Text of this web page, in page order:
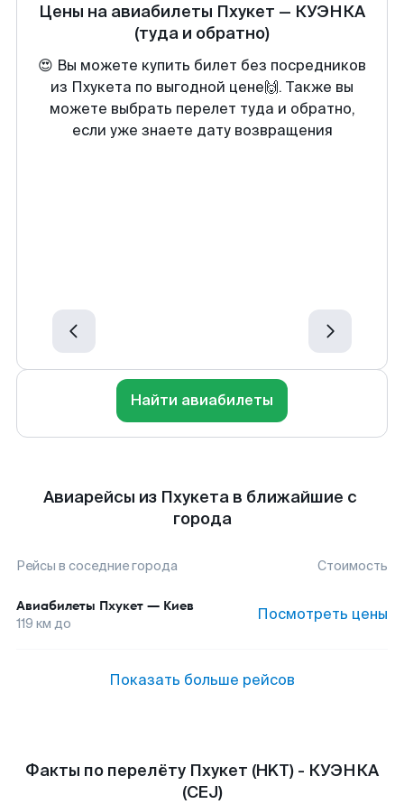
Цены на авиабилеты Пхукет — КУЭНКА
(туда и обратно)
😍 Вы можете купить билет без посредников
из Пхукета по выгодной цене🙌. Также вы
можете выбрать перелет туда и обратно,
если уже знаете дату возвращения
Найти авиабилеты
Авиарейсы из Пхукета в ближайшие с
города
Рейсы в соседние города Стоимость
Авиабилеты Пхукет — Киев
119 км до Посмотреть цены
Показать больше рейсов
Факты по перелёту Пхукет (HKT) - КУЭНКА
(CEJ)